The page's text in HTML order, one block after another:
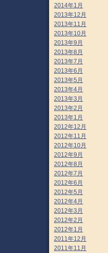
2014年1月
2013年12月
2013年11月
2013年10月
2013年9月
2013年8月
2013年7月
2013年6月
2013年5月
2013年4月
2013年3月
2013年2月
2013年1月
2012年12月
2012年11月
2012年10月
2012年9月
2012年8月
2012年7月
2012年6月
2012年5月
2012年4月
2012年3月
2012年2月
2012年1月
2011年12月
2011年11月